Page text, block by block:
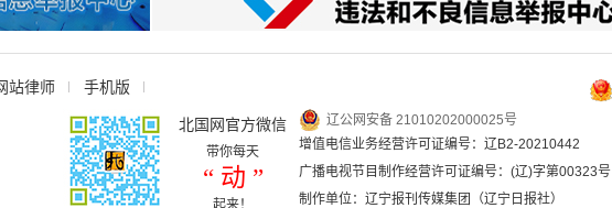
站律师 手机版
北国网官方微信
带你每天
“ 动 ”
起来！
辽公网安备 21010202000025号
增值电信业务经营许可证编号：辽B2-20210442
广播电视节目制作经营许可证编号：(辽)字第00323号
制作单位：辽宁报刊传媒集团（辽宁日报社）